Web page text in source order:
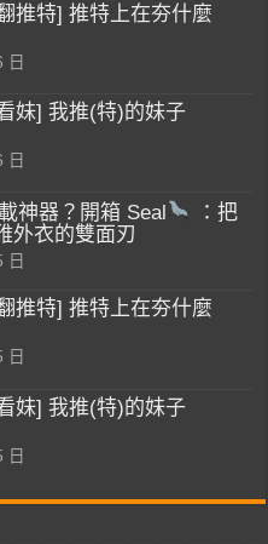
推特] 推特上在夯什麼
日
妹] 我推(特)的妹子
日
神器？開箱 Seal
：把
外衣的雙面刃
日
推特] 推特上在夯什麼
日
妹] 我推(特)的妹子
日